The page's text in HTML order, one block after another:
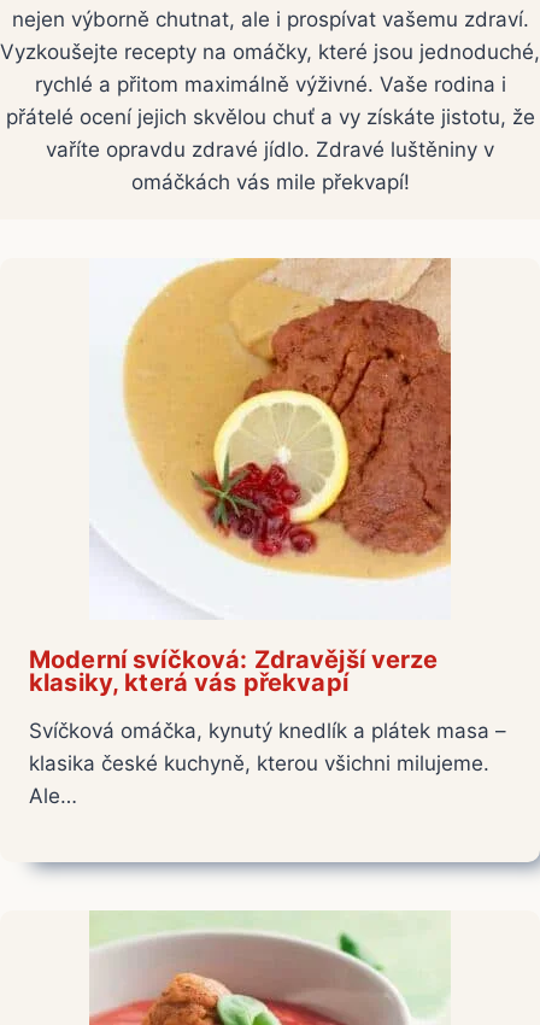
nejen výborně chutnat, ale i prospívat vašemu zdraví.
Vyzkoušejte recepty na omáčky, které jsou jednoduché,
rychlé a přitom maximálně výživné. Vaše rodina i
přátelé ocení jejich skvělou chuť a vy získáte jistotu, že
vaříte opravdu zdravé jídlo. Zdravé luštěniny v
omáčkách vás mile překvapí!
Moderní svíčková: Zdravější verze
klasiky, která vás překvapí
Svíčková omáčka, kynutý knedlík a plátek masa –
klasika české kuchyně, kterou všichni milujeme.
Ale…